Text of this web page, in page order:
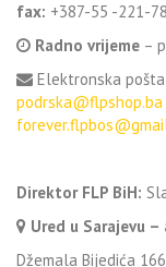
fax: +387-55 -221-
Radno vrijeme –
Elektronska
podrska@flpshop.ba
Direktor FLP BiH:
Ured u Sarajevu –
Džemala Bijedića